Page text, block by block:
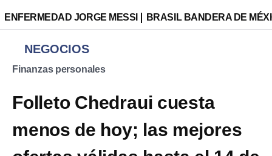
ENFERMEDAD JORGE MESSI BRASIL BANDERA DE
NEGOCIOS
Finanzas personales
Folleto Chedraui cuesta
menos de hoy; las mejores